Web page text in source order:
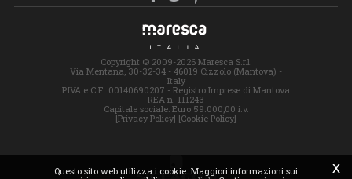
SITE MAP
Copyright © 2009-2026 Maresca S.r.l.
Via Mentana, 30-32-34 - 46019 Cizzolo (Mantova) -
Italy
P.IVA e C.F.: 00140690207 - Registro Imprese di Mantova
REA n. 111243
Capitale sociale: Euro 59.000,00 i.v.
[Privacy Policy] [Cookie Policy]
x
Questo sito web utilizza i cookie. Maggiori informazioni sui